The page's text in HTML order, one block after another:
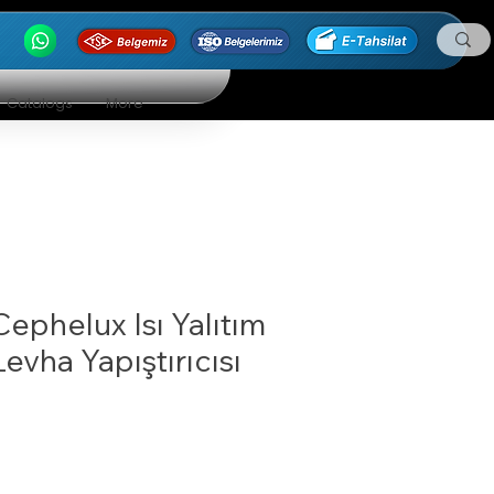
Catalogs More
Isı Yalıtım
Yapıştırıcısı